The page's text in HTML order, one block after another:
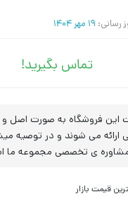
رسانی: 19 مهر 1404
تماس بگیرید!
این فروشگاه به صورت اصل و
ارائه می شوند و در توصیه
مشاوره ی تخصصی مجموعه ما
قیمت بازار